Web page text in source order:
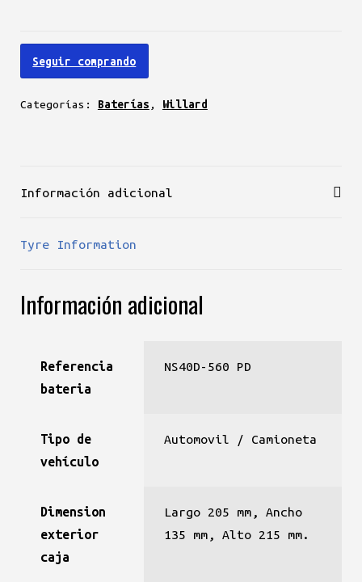
cantidad
Seguir comprando
Categorías: Baterías , Willard
Información adicional
Tyre Information
Información adicional
Referencia
bateria
NS40D-560 PD
Tipo de
vehículo
Automovil / Camioneta
Dimension
exterior
caja
Largo 205 mm, Ancho
135 mm, Alto 215 mm.